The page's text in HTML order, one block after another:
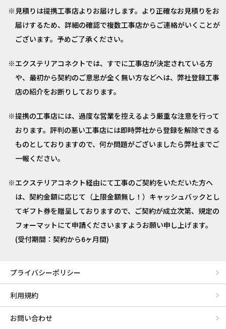
見積りは提携工事店よりお届けします。より正確なお見積りをお
届けするため、詳細の確認で複数工事店からご連絡がいくことが
ございます。予めご了承ください。
エクステリアコネクトでは、すでに工事店が決定されている方
や、最初から契約のご意思が全く無い方などへは、弊社登録工事
店の紹介をお断りしております。
提携の工事店には、過度な営業を控えるよう厳重な注意を行って
おります。評判の悪い工事店には即時弊社から登録を解除できる
ものとしておりますので、何か問題がございましたら弊社までご
一報ください。
エクステリアコネクト経由にて工事のご契約をいただいた方へ
は、契約金額に応じて（上限金額無し！）キャッシュバックとし
てギフト券を贈呈しておりますので、ご契約が成立次第、規定の
フォーマットにて申請くださいますようお願い申し上げます。
(受付期間：契約から6ヶ月間)
プライバシーポリシー
利用規約
お問い合わせ